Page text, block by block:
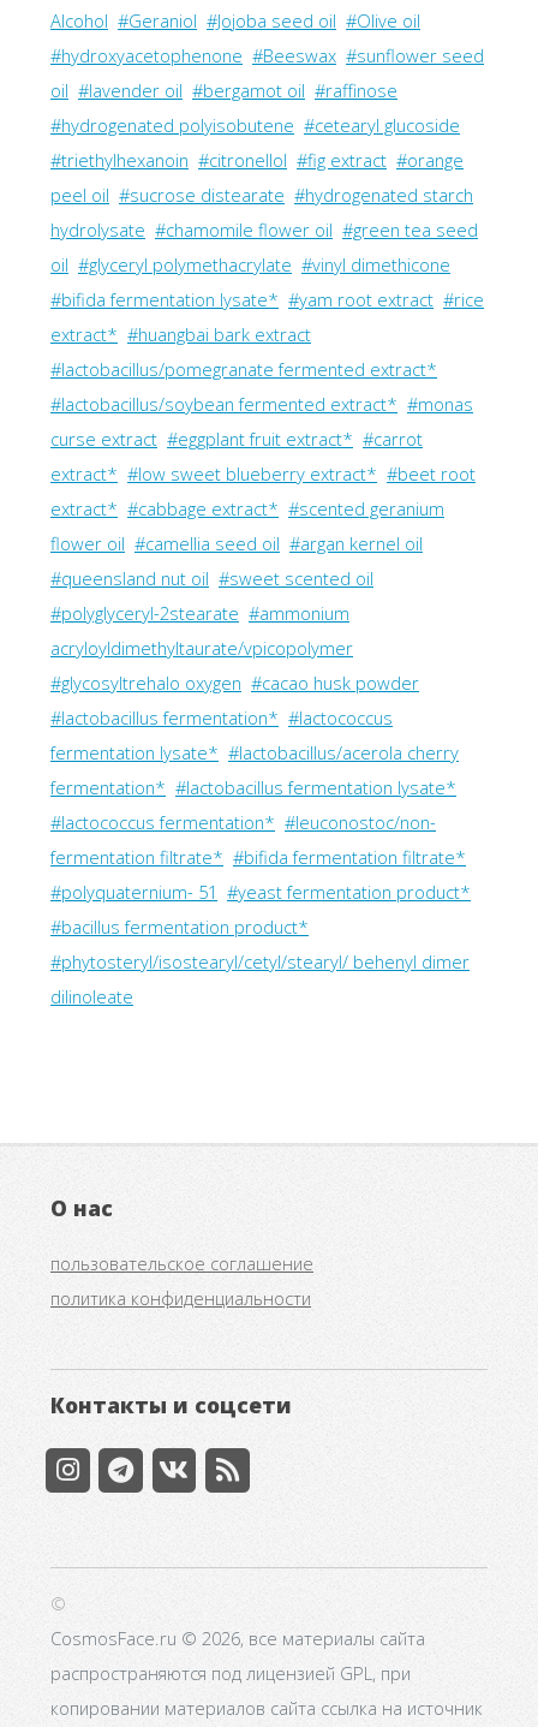
Alcohol #Geraniol #Jojoba seed oil #Olive oil
#hydroxyacetophenone #Beeswax #sunflower seed
oil #lavender oil #bergamot oil #raffinose
#hydrogenated polyisobutene #cetearyl glucoside
#triethylhexanoin #citronellol #fig extract #orange
peel oil #sucrose distearate #hydrogenated starch
hydrolysate #chamomile flower oil #green tea seed
oil #glyceryl polymethacrylate #vinyl dimethicone
#bifida fermentation lysate* #yam root extract #rice
extract* #huangbai bark extract
#lactobacillus/pomegranate fermented extract*
#lactobacillus/soybean fermented extract* #monas
curse extract #eggplant fruit extract* #carrot
extract* #low sweet blueberry extract* #beet root
extract* #cabbage extract* #scented geranium
flower oil #camellia seed oil #argan kernel oil
#queensland nut oil #sweet scented oil
#polyglyceryl-2stearate #ammonium
acryloyldimethyltaurate/vpicopolymer
#glycosyltrehalo oxygen #cacao husk powder
#lactobacillus fermentation* #lactococcus
fermentation lysate* #lactobacillus/acerola cherry
fermentation* #lactobacillus fermentation lysate*
#lactococcus fermentation* #leuconostoc/non-
fermentation filtrate* #bifida fermentation filtrate*
#polyquaternium- 51 #yeast fermentation product*
#bacillus fermentation product*
#phytosteryl/isostearyl/cetyl/stearyl/ behenyl dimer
dilinoleate
О нас
пользовательское соглашение
политика конфиденциальности
Контакты и соцсети
©
CosmosFace.ru © 2026, все материалы сайта
распространяются под лицензией GPL, при
копировании материалов сайта ссылка на источник